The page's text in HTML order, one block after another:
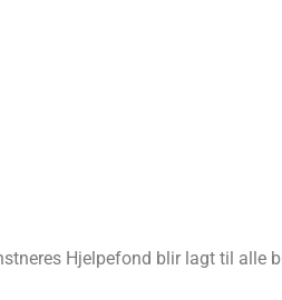
Hjelpefond blir lagt til alle